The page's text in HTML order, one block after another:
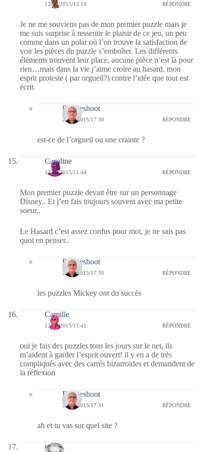
12/09/2015/12:19 RÉPONDRE
Je ne me souviens pas de mon premier puzzle mais je
me suis surprise à ressentir le plaisir de ce jeu, un peu
comme dans un polar où l’on trouve la satisfaction de
voir les pièces du puzzle s’emboîter. Les différents
éléments trouvent leur place, aucune pièce n’est là pour
rien…mais dans la vie j’aime croire au hasard, mon
esprit proteste ( par orgueil?) contre l’idée que tout est
écrit.
Bernieshoot
20/09/2015/17:30 RÉPONDRE
est-ce de l’orgueil ou une crainte ?
Caroline
12/09/2015/11:44 RÉPONDRE
Mon premier puzzle devait être sur un personnage
Disney.. Et j’en fais toujours souvent avec ma petite
soeur..
Le Hasard c’est assez confus pour moi, je ne sais pas
quoi en penser..
Bernieshoot
20/09/2015/17:30 RÉPONDRE
les puzzles Mickey ont du succès
Camille
12/09/2015/11:41 RÉPONDRE
oui je fais des puzzles tous les jours sur le net, ils
m’aident à garder l’esprit ouvert! il y en a de très
compliqués avec des carrés bizarroïdes et demandent de
la réflexion
Bernieshoot
20/09/2015/17:31 RÉPONDRE
ah et tu vas sur quel site ?
nays